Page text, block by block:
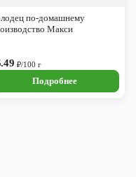
по-домашнему
Макси
₽/100 г
Подробнее